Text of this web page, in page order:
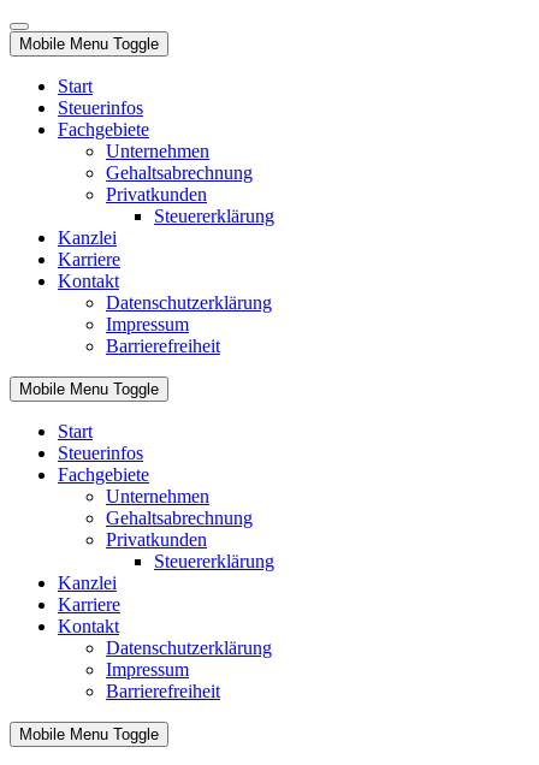
Mobile Menu Toggle
Start
Steuerinfos
Fachgebiete
Unternehmen
Gehaltsabrechnung
Privatkunden
Steuererklärung
Kanzlei
Karriere
Kontakt
Datenschutzerklärung
Impressum
Barrierefreiheit
Mobile Menu Toggle
Start
Steuerinfos
Fachgebiete
Unternehmen
Gehaltsabrechnung
Privatkunden
Steuererklärung
Kanzlei
Karriere
Kontakt
Datenschutzerklärung
Impressum
Barrierefreiheit
Mobile Menu Toggle